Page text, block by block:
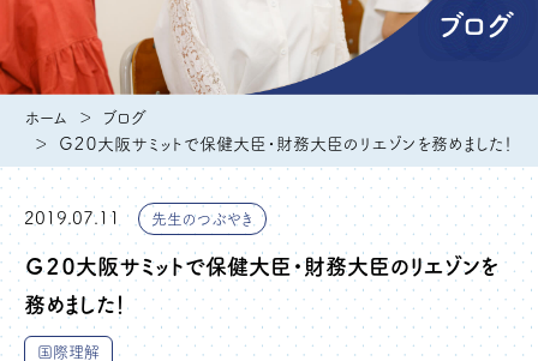
ブログ
ホーム
ブログ
Ｇ２０大阪サミットで保健大臣・財務大臣のリエゾンを務めました！
2019.07.11 先生のつぶやき
Ｇ２０大阪サミットで保健大臣・財務大臣のリエゾンを
務めました！
国際理解